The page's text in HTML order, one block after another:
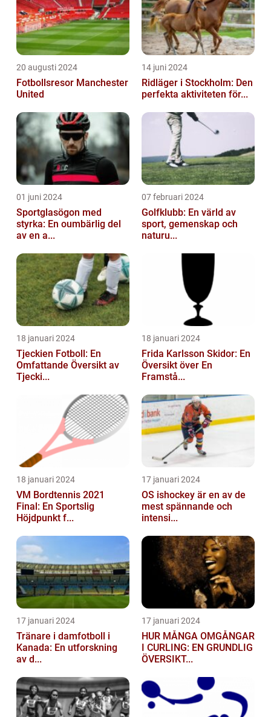
20 augusti 2024
Fotbollsresor Manchester
United
14 juni 2024
Ridläger i Stockholm: Den
perfekta aktiviteten för...
01 juni 2024
Sportglasögon med
styrka: En oumbärlig del
av en a...
07 februari 2024
Golfklubb: En värld av
sport, gemenskap och
naturu...
18 januari 2024
Tjeckien Fotboll: En
Omfattande Översikt av
Tjecki...
18 januari 2024
Frida Karlsson Skidor: En
Översikt över En
Framstå...
18 januari 2024
VM Bordtennis 2021
Final: En Sportslig
Höjdpunkt f...
17 januari 2024
OS ishockey är en av de
mest spännande och
intensi...
17 januari 2024
Tränare i damfotboll i
Kanada: En utforskning
av d...
17 januari 2024
HUR MÅNGA OMGÅNGAR
I CURLING: EN GRUNDLIG
ÖVERSIKT...